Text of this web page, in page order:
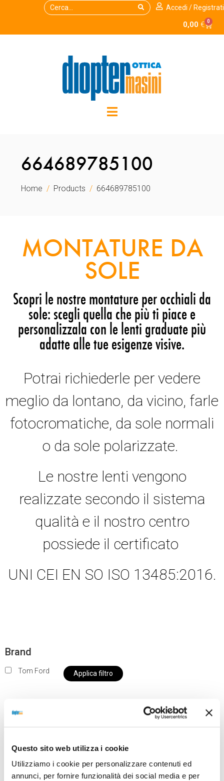
Questo sito web utilizza i cookie
Utilizziamo i cookie per personalizzare contenuti ed
annunci, per fornire funzionalità dei social media e per
Accedi / Registrati
0,00 € 0
664689785100
Home Products 664689785100
MONTATURE DA
SOLE
Scopri le nostre montature per occhiali da
sole: scegli quella che più ti piace e
personalizzala con le lenti graduate più
adatte alle tue esigenze visive.
Potrai richiederle per vedere
meglio da lontano, da vicino, farle
fotocromatiche, da sole normali
o da sole polarizzate.
Le nostre lenti vengono
realizzate secondo il sistema
qualità e il nostro centro
possiede il certificato
UNI CEI EN SO ISO 13485:2016.
Brand
Tom Ford Applica filtro
nostro negozio non saranno disponibili per la
da OTTICA DIOPTER